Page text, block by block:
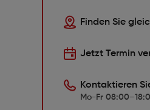
Finden Sie
Jetzt Termin
Kontaktieren
Mo-Fr